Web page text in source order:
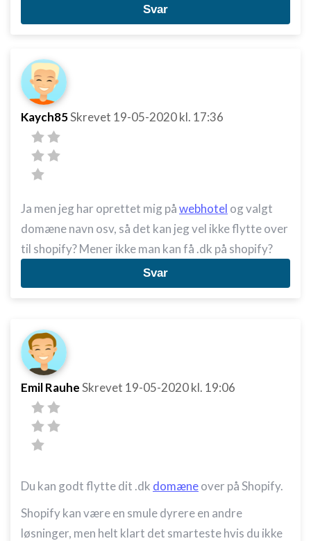
Svar
Kaych85Skrevet 19-05-2020kl. 17:36
Ja men jeg har oprettet mig påwebhotel og valgt
domæne navn osv, så det kan jeg vel ikke flytte over
til shopify? Mener ikke man kan få .dk på shopify?
Svar
Emil RauheSkrevet 19-05-2020kl. 19:06
Du kan godt flytte dit .dk domæneover på Shopify.
Shopify kan være en smule dyrere en andre
løsninger, men helt klart det smarteste hvis du ikke